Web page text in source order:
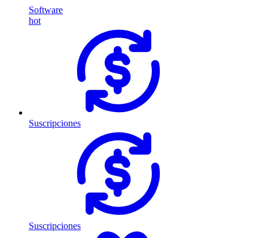
Software
hot
Suscripciones
Suscripciones